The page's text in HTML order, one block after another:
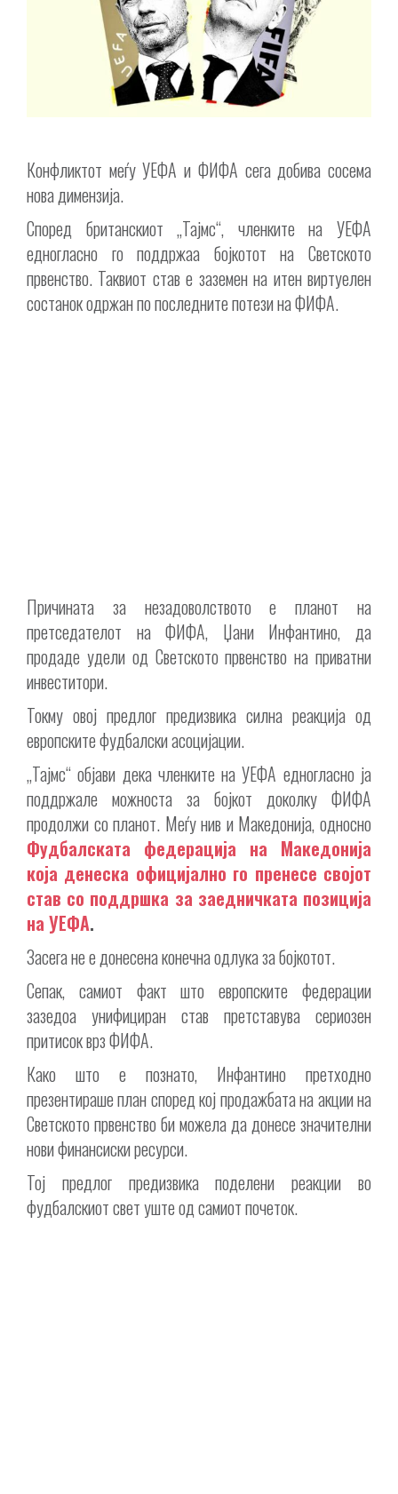
Конфликтот меѓу УЕФА и ФИФА сега добива сосема
нова димензија.
Според британскиот „Тајмс“, членките на УЕФА
едногласно го поддржаа бојкотот на Светското
првенство. Таквиот став е заземен на итен виртуелен
состанок одржан по последните потези на ФИФА.
Причината за незадоволството е планот на
претседателот на ФИФА, Џани Инфантино, да
продаде удели од Светското првенство на приватни
инвеститори.
Токму овој предлог предизвика силна реакција од
европските фудбалски асоцијации.
„Тајмс“ објави дека членките на УЕФА едногласно ја
поддржале можноста за бојкот доколку ФИФА
продолжи со планот. Меѓу нив и Македонија, односно
Фудбалската федерација на Македонија
која денеска официјално го пренесе својот
став со поддршка за заедничката позиција
на УЕФА.
Засега не е донесена конечна одлука за бојкотот.
Сепак, самиот факт што европските федерации
зазедоа унифициран став претставува сериозен
притисок врз ФИФА.
Како што е познато, Инфантино претходно
презентираше план според кој продажбата на акции на
Светското првенство би можела да донесе значителни
нови финансиски ресурси.
Тој предлог предизвика поделени реакции во
фудбалскиот свет уште од самиот почеток.